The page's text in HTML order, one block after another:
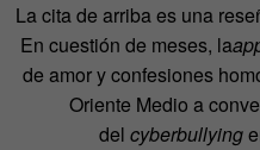
La cita de arriba es una
En cuestión de meses, la
de amor y confesiones
Oriente Medio a
del cyberbullying